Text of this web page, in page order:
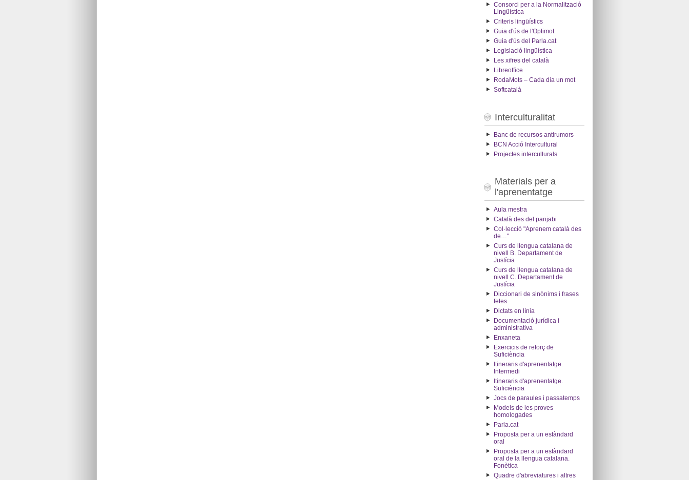
Consorci per a la Normalització
Lingüística
Criteris lingüístics
Guia d'ús de l'Optimot
Guia d'ús del Parla.cat
Legislació lingüística
Les xifres del català
Libreoffice
RodaMots – Cada dia un mot
Softcatalà
Interculturalitat
Banc de recursos antirumors
BCN Acció Intercultural
Projectes interculturals
Materials per a
l'aprenentatge
Aula mestra
Català des del panjabi
Col·lecció "Aprenem català des
de…"
Curs de llengua catalana de
nivell B. Departament de
Justícia
Curs de llengua catalana de
nivell C. Departament de
Justícia
Diccionari de sinònims i frases
fetes
Dictats en línia
Documentació jurídica i
administrativa
Enxaneta
Exercicis de reforç de
Suficiència
Itineraris d'aprenentatge.
Intermedi
Itineraris d'aprenentatge.
Suficiència
Jocs de paraules i passatemps
Models de les proves
homologades
Parla.cat
Proposta per a un estàndard
oral
Proposta per a un estàndard
oral de la llengua catalana.
Fonètica
Quadre d'abreviatures i altres